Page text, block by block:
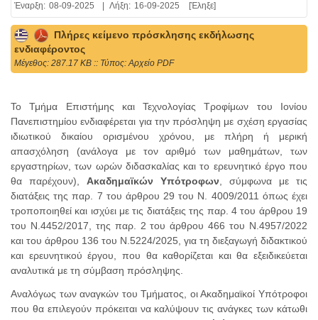
Έναρξη: 08-09-2025 Λήξη: 16-09-2025 [Έληξε]
Πλήρες κείμενο πρόσκλησης εκδήλωσης
ενδιαφέροντος
Mέγεθος: 287.17 KB :: Τύπος: Αρχείο PDF
Το Τμήμα Επιστήμης και Τεχνολογίας Τροφίμων του Ιονίου
Πανεπιστημίου ενδιαφέρεται για την πρόσληψη με σχέση εργασίας
ιδιωτικού δικαίου ορισμένου χρόνου, με πλήρη ή μερική
απασχόληση (ανάλογα με τον αριθμό των μαθημάτων, των
εργαστηρίων, των ωρών διδασκαλίας και το ερευνητικό έργο που
θα παρέχουν), Ακαδημαϊκών Υπότροφων, σύμφωνα με τις
διατάξεις της παρ. 7 του άρθρου 29 του Ν. 4009/2011 όπως έχει
τροποποιηθεί και ισχύει με τις διατάξεις της παρ. 4 του άρθρου 19
του Ν.4452/2017, της παρ. 2 του άρθρου 466 του Ν.4957/2022
και του άρθρου 136 του Ν.5224/2025, για τη διεξαγωγή διδακτικού
και ερευνητικού έργου, που θα καθορίζεται και θα εξειδικεύεται
αναλυτικά με τη σύμβαση πρόσληψης.
Αναλόγως των αναγκών του Τμήματος, οι Ακαδημαϊκοί Υπότροφοι
που θα επιλεγούν πρόκειται να καλύψουν τις ανάγκες των κάτωθι